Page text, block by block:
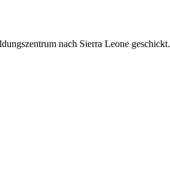
nach Sierra Leone geschickt.